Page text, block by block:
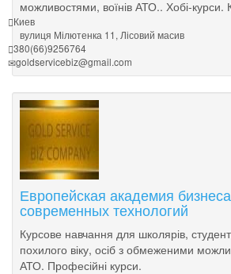
можливостями, воїнів АТО.. Хобі-курси.
Киев
вулиця Мілютенка 11, Лісовий масив
380(66)9256764
goldservicebiz@gmail.com
Европейская академия
современных технологий
Курсове навчання для школярів,
похилого віку, осіб з обмеженими
АТО. Професійні курси.